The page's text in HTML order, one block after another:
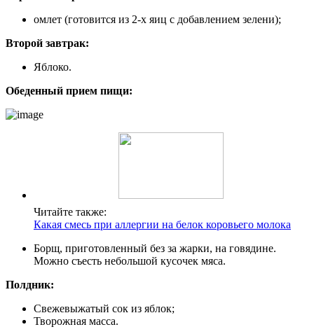
омлет (готовится из 2-х яиц с добавлением зелени);
Второй завтрак:
Яблоко.
Обеденный прием пищи:
Читайте также:
Какая смесь при аллергии на белок коровьего молока
Борщ, приготовленный без за жарки, на говядине.
Можно съесть небольшой кусочек мяса.
Полдник:
Свежевыжатый сок из яблок;
Творожная масса.